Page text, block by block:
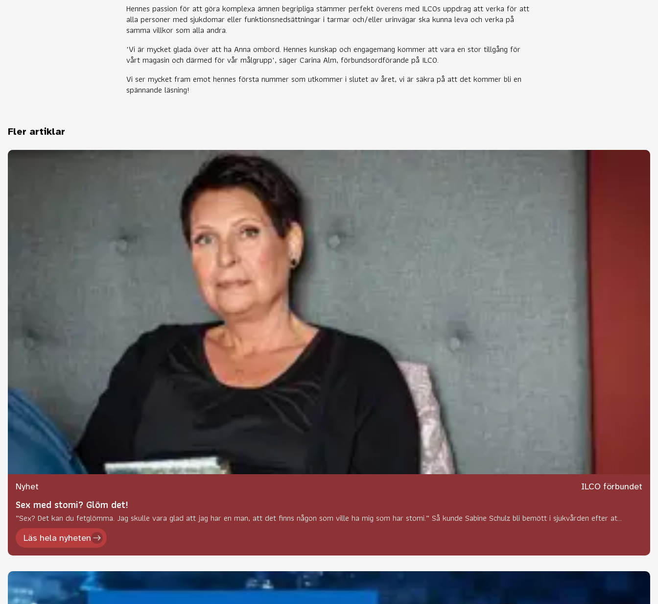
Hennes passion för att göra komplexa ämnen begripliga stämmer perfekt överens med ILCOs uppdrag att verka för att
alla personer med sjukdomar eller funktionsnedsättningar i tarmar och/eller urinvägar ska kunna leva och verka på
samma villkor som alla andra.
"Vi är mycket glada över att ha Anna ombord. Hennes kunskap och engagemang kommer att vara en stor tillgång för
vårt magasin och därmed för vår målgrupp", säger Carina Alm, förbundsordförande på ILCO.
Vi ser mycket fram emot hennes första nummer som utkommer i slutet av året, vi är säkra på att det kommer bli en
spännande läsning!
Fler artiklar
Nyhet ILCO förbundet
Sex med stomi? Glöm det!
”Sex? Det kan du fetglömma. Jag skulle vara glad att jag har en man, att det finns någon som ville ha mig som har stomi.” Så kunde Sabine Schulz bli bemött i sjukvården efter at...
Läs hela nyheten